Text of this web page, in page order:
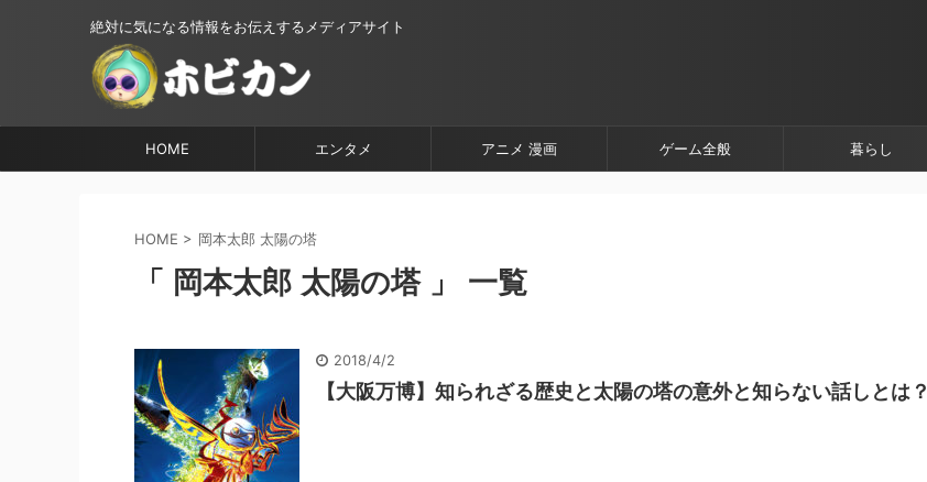
絶対に気になる情報をお伝えするメディアサイト
HOME エンタメ アニメ 漫画 ゲーム全般 暮らし
HOME > 岡本太郎 太陽の塔
「 岡本太郎 太陽の塔 」 一覧
2018/4/2
【大阪万博】知られざる歴史と太陽の塔の意外と知らない話しとは？